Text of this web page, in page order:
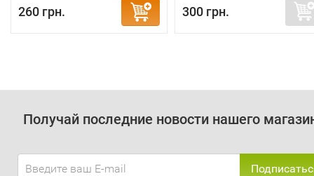
260 грн. 300 грн.
Получай последние новости нашего